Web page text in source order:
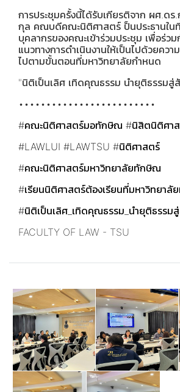
การประชุมครั้งนี้ได้รับเกียรติจาก ผศ.ดร
กุล คณบดีคณะนิติศาสตร์ ป็นประธานใน
บุคลากรของคณะเข้าร่วมประชุม เพื่อร่ว
แนวทางการดำเนินงานให้เป็นไปด้วยควา
ไปตามขั้นตอนที่มหาวิทยาลัยกำหนด
"นิติเป็นเลิศ เทิดคุณธรรม นำยุติธรรมสู่
•••••••••••••••••••••••••
#คณะนิติศาสตร์มอทักษิณ #นิสิตนิติศา
#LAWLUI #LAWTSU #นิติศาสตร์
#คณะนิติศาสตร์มหาวิทยาลัยทักษิณ
#เรียนนิติศาสตร์ต้องเรียนที่มหาวิทยาลั
#นิติเป็นเลิศ_เทิดคุณธรรม_นำยุติธรรม
FACULTY OF LAW - TSU